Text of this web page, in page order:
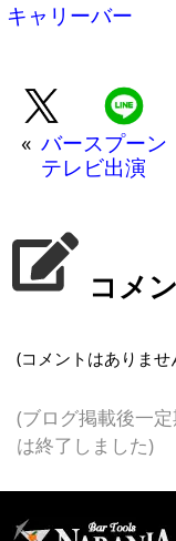
キャリーバー
« バースプーン
テレビ出演
コメ
(コメントはありませ
(ブログ掲載後一
は終了しました)